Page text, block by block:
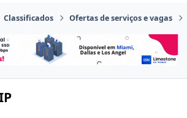
Classificados Ofertas de serviços e vagas